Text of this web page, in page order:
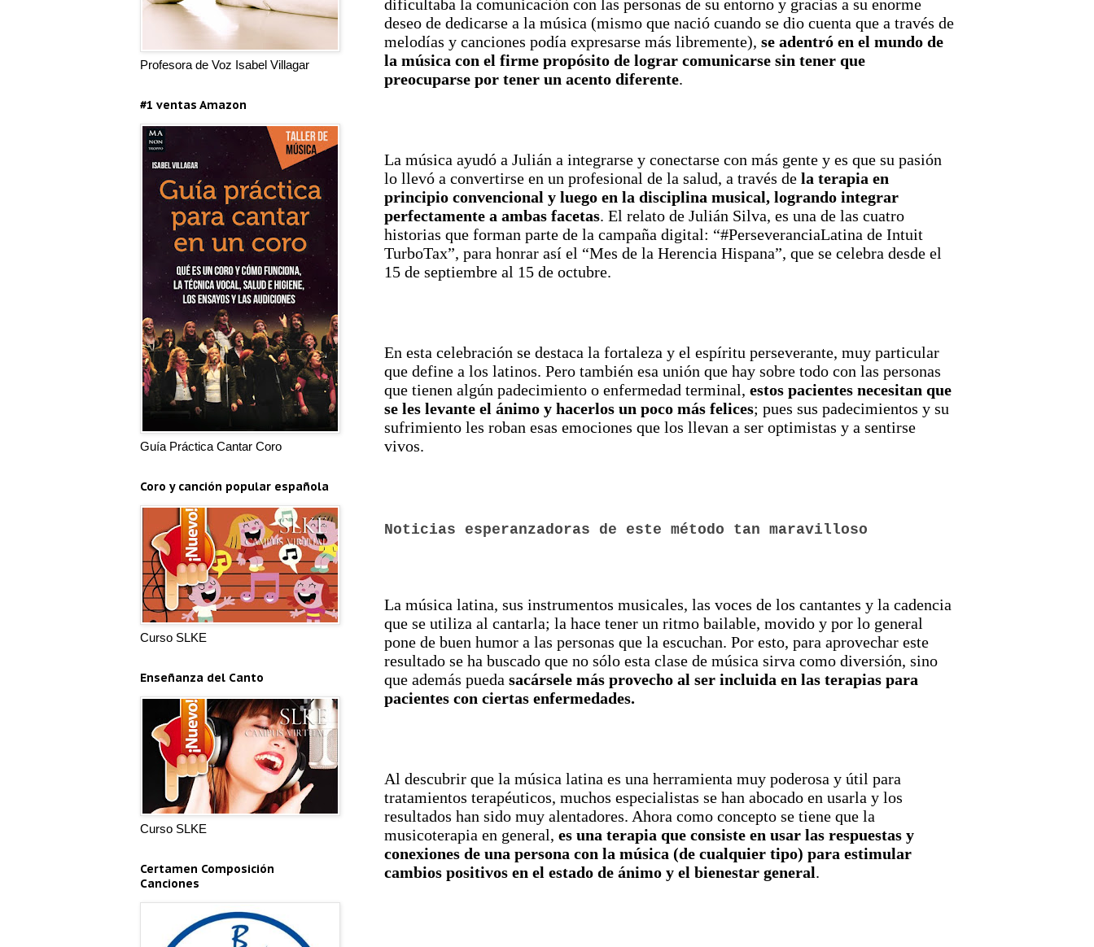
dificultaba la comunicación con las personas de su entorno y gracias a su enorme
deseo de dedicarse a la música (mismo que nació cuando se dio cuenta que a través de
melodías y canciones podía expresarse más libremente), se adentró en el mundo de
la música con el firme propósito de lograr comunicarse sin tener que
preocuparse por tener un acento diferente.
La música ayudó a Julián a integrarse y conectarse con más gente y es que su pasión
lo llevó a convertirse en un profesional de la salud, a través de la terapia en
principio convencional y luego en la disciplina musical, logrando integrar
perfectamente a ambas facetas. El relato de Julián Silva, es una de las cuatro
historias que forman parte de la campaña digital: “#PerseveranciaLatina de Intuit
TurboTax”, para honrar así el “Mes de la Herencia Hispana”, que se celebra desde el
15 de septiembre al 15 de octubre.
En esta celebración se destaca la fortaleza y el espíritu perseverante, muy particular
que define a los latinos. Pero también esa unión que hay sobre todo con las personas
que tienen algún padecimiento o enfermedad terminal, estos pacientes necesitan que
se les levante el ánimo y hacerlos un poco más felices; pues sus padecimientos y su
sufrimiento les roban esas emociones que los llevan a ser optimistas y a sentirse
vivos.
Noticias esperanzadoras de este método tan maravilloso
La música latina, sus instrumentos musicales, las voces de los cantantes y la cadencia
que se utiliza al cantarla; la hace tener un ritmo bailable, movido y por lo general
pone de buen humor a las personas que la escuchan. Por esto, para aprovechar este
resultado se ha buscado que no sólo esta clase de música sirva como diversión, sino
que además pueda sacársele más provecho al ser incluida en las terapias para
pacientes con ciertas enfermedades.
Al descubrir que la música latina es una herramienta muy poderosa y útil para
tratamientos terapéuticos, muchos especialistas se han abocado en usarla y los
resultados han sido muy alentadores. Ahora como concepto se tiene que la
musicoterapia en general, es una terapia que consiste en usar las respuestas y
conexiones de una persona con la música (de cualquier tipo) para estimular
cambios positivos en el estado de ánimo y el bienestar general.
Profesora de Voz Isabel Villagar
#1 ventas Amazon
Guía Práctica Cantar Coro
Coro y canción popular española
Curso SLKE
Enseñanza del Canto
Curso SLKE
Certamen Composición
Canciones